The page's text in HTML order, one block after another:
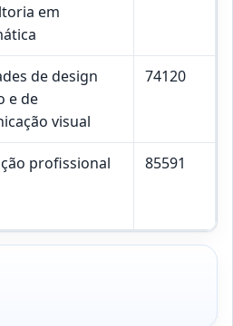
em
de design
e de
visual
74120
profissional 85591